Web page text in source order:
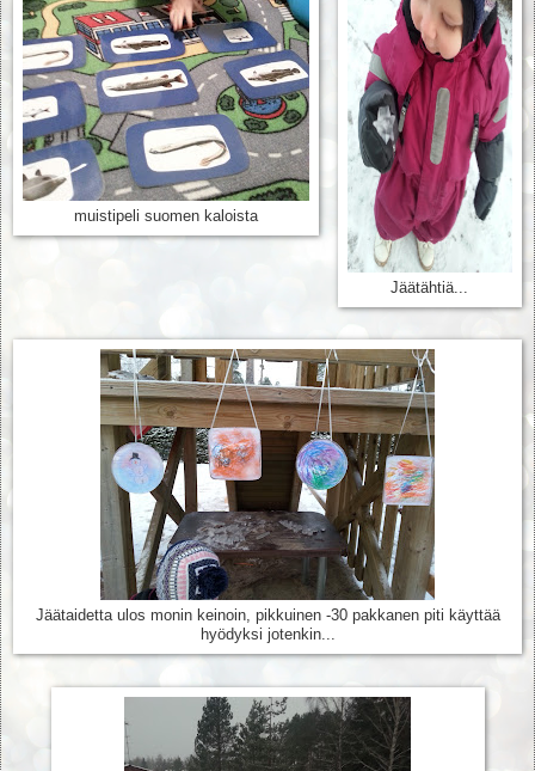
muistipeli suomen kaloista
Jäätähtiä...
Jäätaidetta ulos monin keinoin, pikkuinen -30 pakkanen piti käyttää
hyödyksi jotenkin...